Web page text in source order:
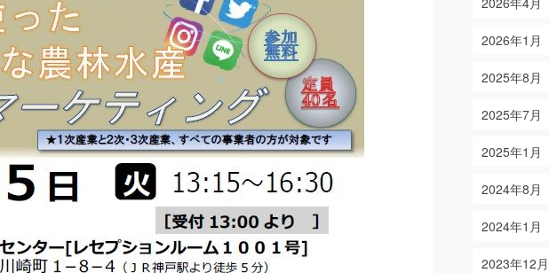
2026年1月
2025年8月
2025年7月
2025年1月
2024年8月
2024年1月
2023年12月